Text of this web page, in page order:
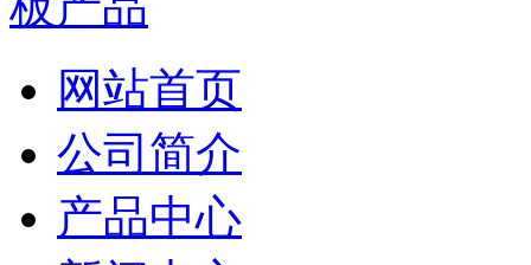
网站首页
公司简介
产品中心